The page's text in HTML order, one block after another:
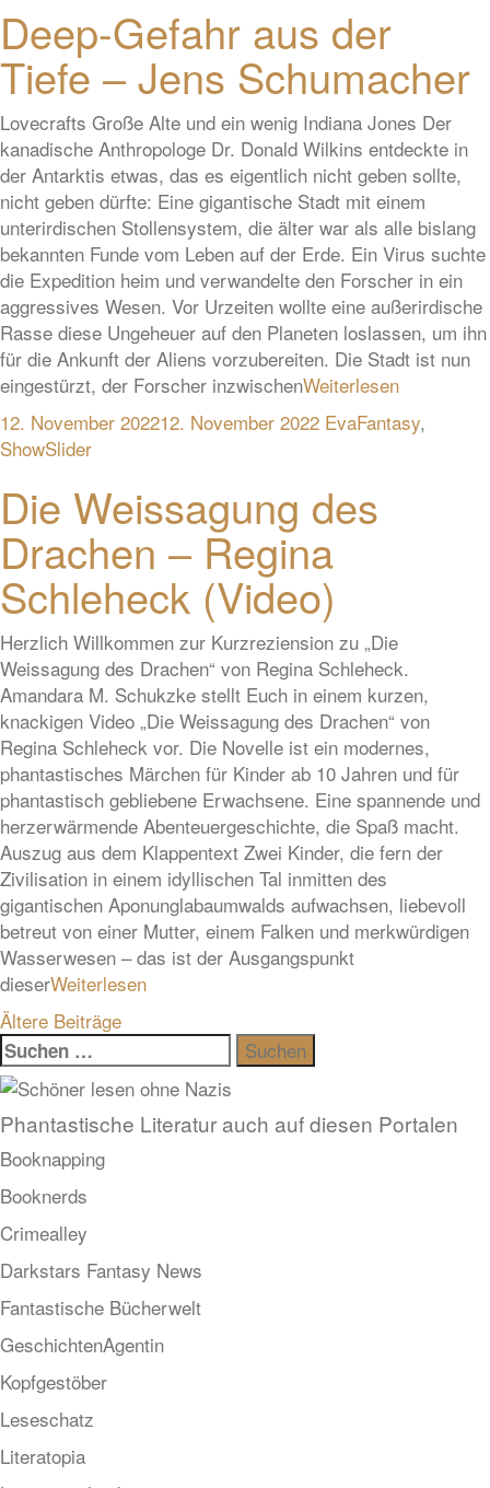
Deep-Gefahr aus der
Tiefe – Jens Schumacher
Lovecrafts Große Alte und ein wenig Indiana Jones Der
kanadische Anthropologe Dr. Donald Wilkins entdeckte in
der Antarktis etwas, das es eigentlich nicht geben sollte,
nicht geben dürfte: Eine gigantische Stadt mit einem
unterirdischen Stollensystem, die älter war als alle bislang
bekannten Funde vom Leben auf der Erde. Ein Virus suchte
die Expedition heim und verwandelte den Forscher in ein
aggressives Wesen. Vor Urzeiten wollte eine außerirdische
Rasse diese Ungeheuer auf den Planeten loslassen, um ihn
für die Ankunft der Aliens vorzubereiten. Die Stadt ist nun
eingestürzt, der Forscher inzwischenWeiterlesen
12. November 202212. November 2022 EvaFantasy,
ShowSlider
Die Weissagung des
Drachen – Regina
Schleheck (Video)
Herzlich Willkommen zur Kurzreziension zu „Die
Weissagung des Drachen“ von Regina Schleheck.
Amandara M. Schukzke stellt Euch in einem kurzen,
knackigen Video „Die Weissagung des Drachen“ von
Regina Schleheck vor. Die Novelle ist ein modernes,
phantastisches Märchen für Kinder ab 10 Jahren und für
phantastisch gebliebene Erwachsene. Eine spannende und
herzerwärmende Abenteuergeschichte, die Spaß macht.
Auszug aus dem Klappentext Zwei Kinder, die fern der
Zivilisation in einem idyllischen Tal inmitten des
gigantischen Aponunglabaumwalds aufwachsen, liebevoll
betreut von einer Mutter, einem Falken und merkwürdigen
Wasserwesen – das ist der Ausgangspunkt
dieserWeiterlesen
Beitragsnavigation
Ältere Beiträge
Suchen
nach:
Phantastische Literatur auch auf diesen Portalen
Booknapping
Booknerds
Crimealley
Darkstars Fantasy News
Fantastische Bücherwelt
GeschichtenAgentin
Kopfgestöber
Leseschatz
Literatopia